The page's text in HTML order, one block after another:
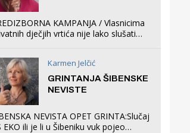
KAMPANJA / Vlasnicima
dječjih vrtića nije lako slušati
oni rade u Šibeniku ne postoji
Karmen Jelčić
GRINTANJA ŠIBENSKE
NEVISTE
NEVISTA OPET GRINTA:Slučaj
EKO ili je li u Šibeniku vuk pojeo